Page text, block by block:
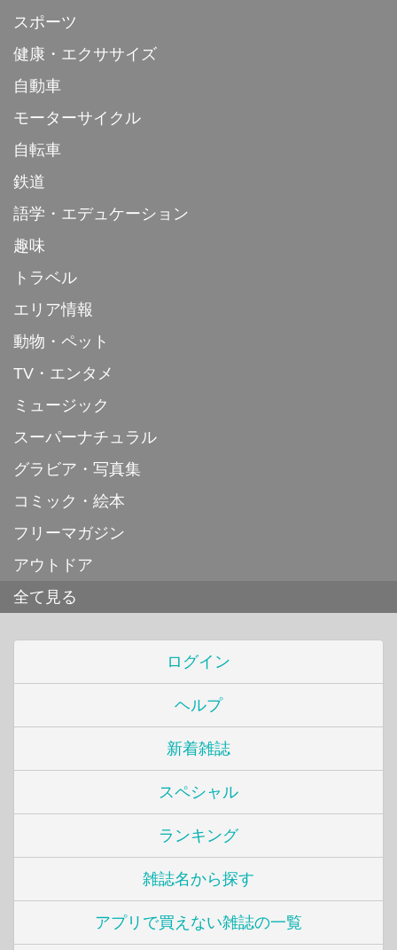
スポーツ
健康・エクササイズ
自動車
モーターサイクル
自転車
鉄道
語学・エデュケーション
趣味
トラベル
エリア情報
動物・ペット
TV・エンタメ
ミュージック
スーパーナチュラル
グラビア・写真集
コミック・絵本
フリーマガジン
アウトドア
全て見る
ログイン
ヘルプ
新着雑誌
スペシャル
ランキング
雑誌名から探す
アプリで買えない雑誌の一覧